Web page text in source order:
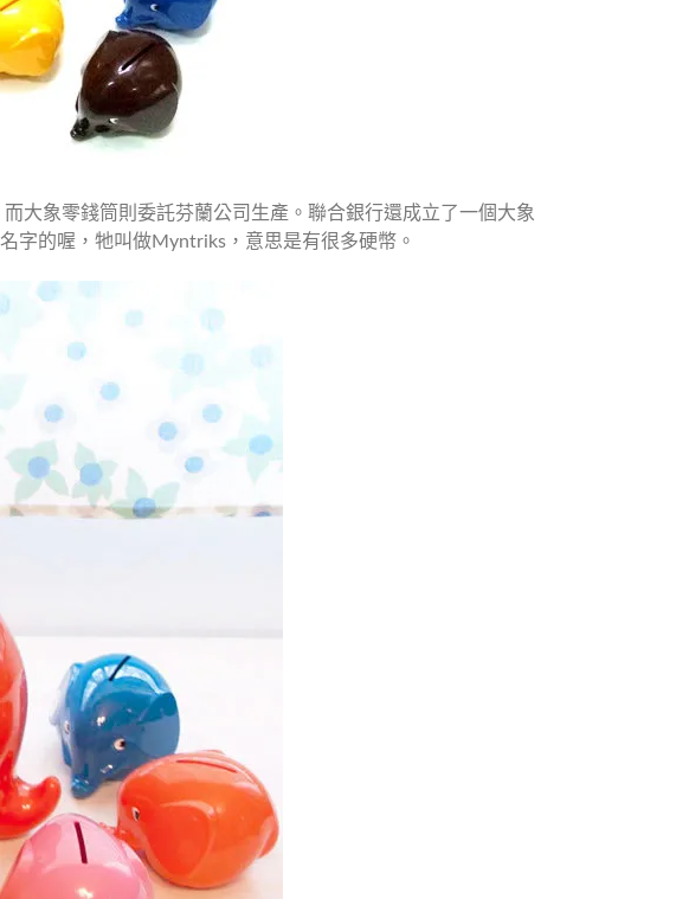
大象零錢筒則委託芬蘭公司生產。聯合銀行還成立了一個大象
字的喔，牠叫做Myntriks，意思是有很多硬幣。